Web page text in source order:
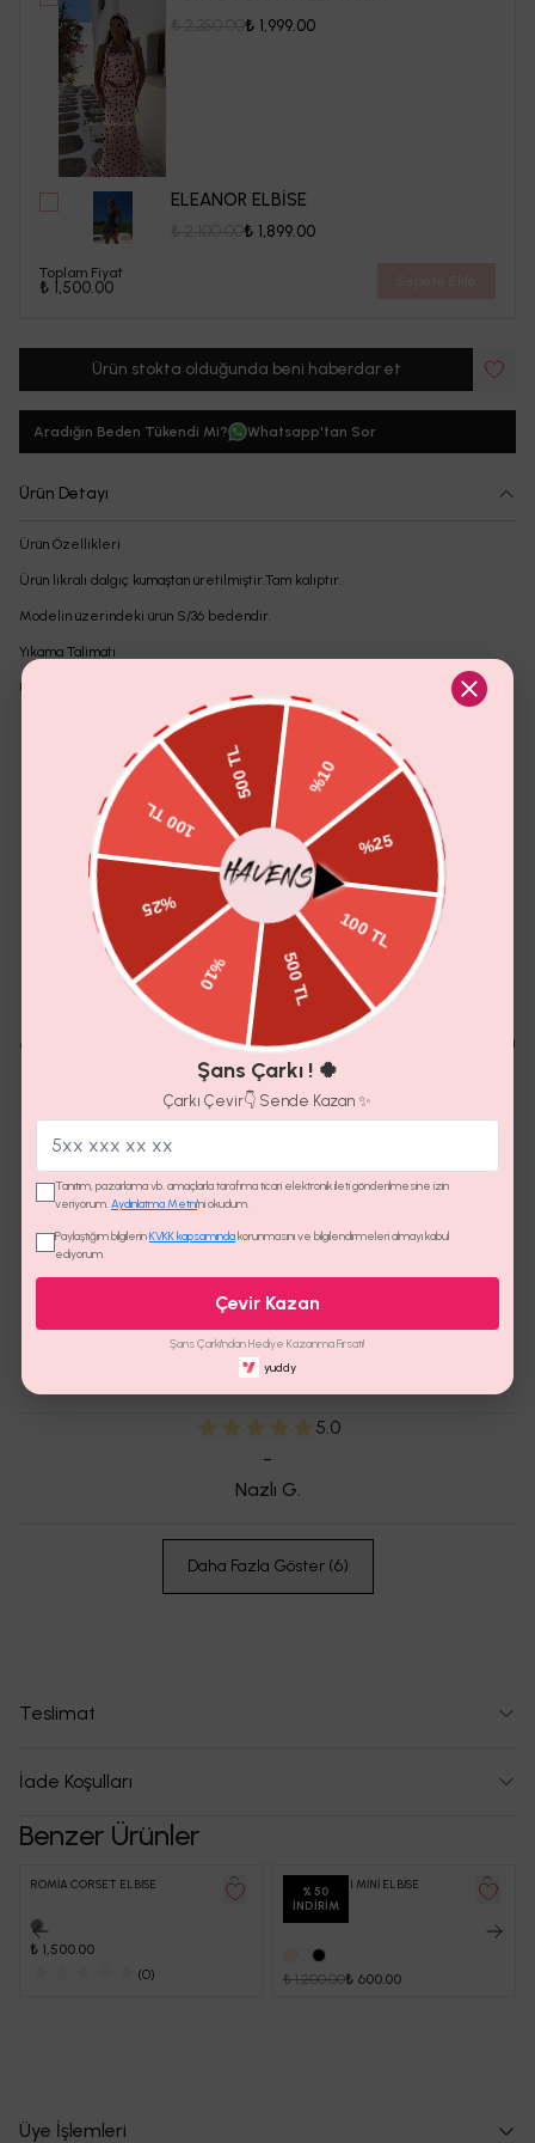
₺ 1,999.00
ELEANOR ELBİSE
₺ 1,899.00
Toplam Fiyat
₺ 1,500.00
Ürün stokta olduğunda beni haberdar et
Aradığın Beden Tükendi Mi? Whatsapp'tan Sor
Ürün Detayı
Ürün Özellikleri
Ürün likralı dalgıç kumaştan üretilmiştir.Tam kalıptır.
Modelin üzerindeki ürün S/36 bedendir.
Yıkama Talimatı
Ürünün iç etiket bölümünde gerekli yıkama talimatı yer almaktadır.
Yorumlar 6)
Yorum Ekle
3.0
Boy
Mankenin boyu kaç cm dir
Misafir Kullanıcı
5.0
Muazzam güzel bir elbise . İşçilik harika tek sıkıntı l beden
m beden ölçüsünde . Aynı elbisenin silahını başka bir
siteden aldım m beden tam oldu. Sizde l beden zor
kapanıyor . AU standartlarına göre dar kalıpları.
-
4.0
-
Gamze
5.0
-
Nazlı G.
Daha Fazla Göster(6)
Teslimat
İade Koşulları
Benzer Ürünler
ROMİA CORSET ELBİSE
₺ 1,500.00
(0)
% 50
İNDIRIM
İRİS VATKALI MİNİ ELBİSE
₺ 1,200.00₺ 600.00
Üye İşlemleri
Şans Çarkı ! 🍀
Çarkı Çevir👇 Sende Kazan ✨
Tanıtım, pazarlama vb. amaçlarla tarafıma ticari elektronik ileti gönderilmesine izin
veriyorum. Aydınlatma Metni'ni okudum.
Paylaştığım bilgilerinKVKK kapsamındakorunmasını ve bilgilendirmeleri almayı kabul
ediyorum.
Çevir Kazan
Şans Çarkı'ndan Hediye Kazanma Fırsatı!
yuddy